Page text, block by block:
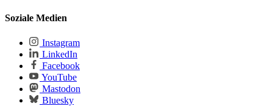
Soziale Medien
Instagram
LinkedIn
Facebook
YouTube
Mastodon
Bluesky